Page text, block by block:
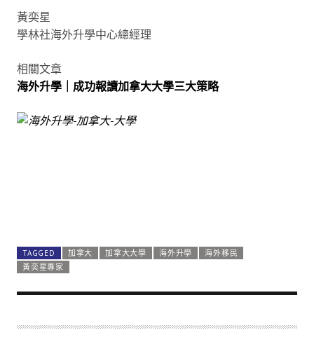
黃奕星
學林社海外升學中心總經理
相關文章
海外升學｜成功報讀加拿大大學三大策略
TAGGED 加拿大 加拿大大學 海外升學
海外移民
黃奕星專家